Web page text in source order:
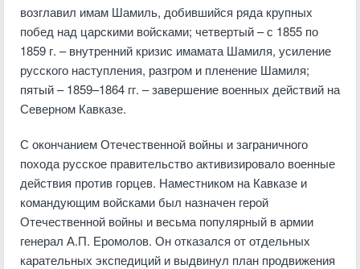
возглавил имам Шамиль, добившийся ряда крупных
побед над царскими войсками; четвертый – с 1855 по
1859 г. – внутренний кризис имамата Шамиля, усиление
русского наступления, разгром и пленение Шамиля;
пятый – 1859–1864 гг. – завершение военных действий на
Северном Кавказе.
С окончанием Отечественной войны и заграничного
похода русское правительство активизировало военные
действия против горцев. Наместником на Кавказе и
командующим войсками был назначен герой
Отечественной войны и весьма популярный в армии
генерал А.П. Еромолов. Он отказался от отдельных
карательных экспедиций и выдвинул план продвижения